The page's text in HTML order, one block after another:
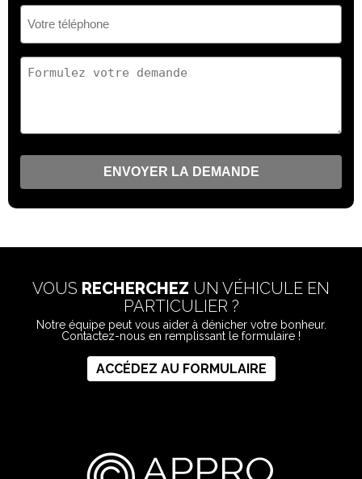
(Nécessaire)
(Nécessaire)
demande
VOUS RECHERCHEZ UN VÉHICULE EN
PARTICULIER ?
Notre équipe peut vous aider à dénicher votre bonheur.
Contactez-nous en remplissant le formulaire !
ACCÉDEZ AU FORMULAIRE